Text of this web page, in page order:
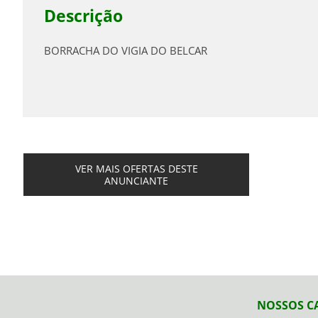
Descrição
BORRACHA DO VIGIA DO BELCAR
VER MAIS OFERTAS DESTE
ANUNCIANTE
NOSSOS